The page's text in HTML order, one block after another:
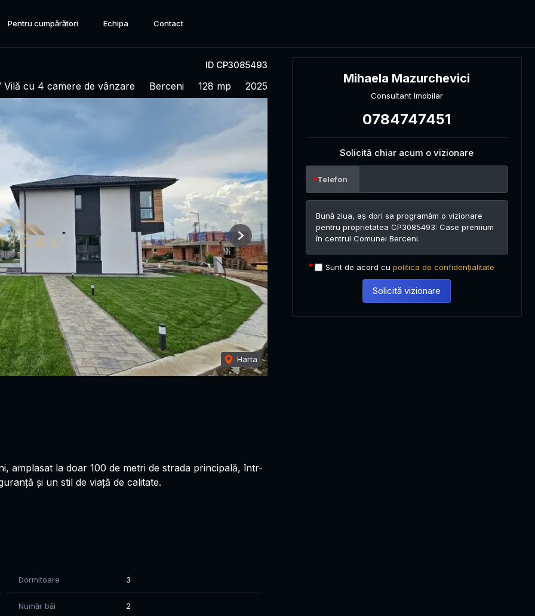
Pentru cumpărători Echipa Contact
ID CP3085493
Vilă cu 4 camere de vânzare Berceni 128 mp 2025
Harta
Next
amplasat la doar 100 de metri de strada principală, într-
și un stil de viață de calitate.
Dormitoare 3
Număr băi 2
Mihaela Mazurchevici
Consultant Imobilar
0784747451
Solicită chiar acum o vizionare
Telefon
Sunt de acord cu politica de confidențialitate
Solicită vizionare